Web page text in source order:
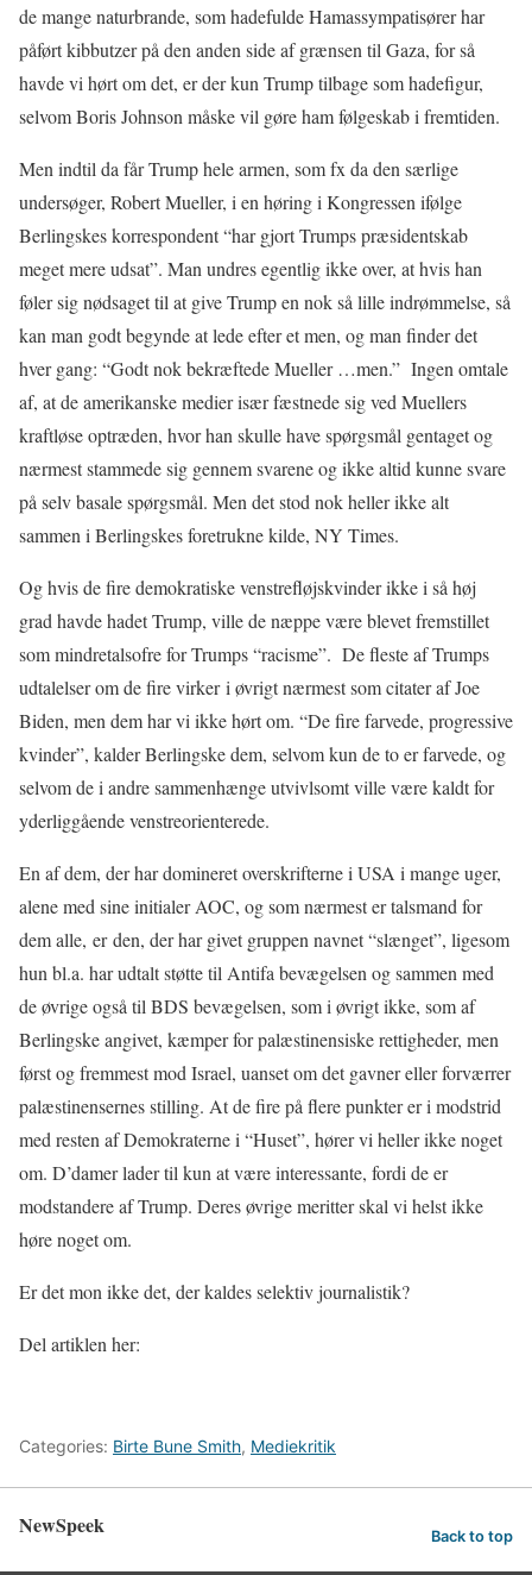
de mange naturbrande, som hadefulde Hamassympatisører har
påført kibbutzer på den anden side af grænsen til Gaza, for så
havde vi hørt om det, er der kun Trump tilbage som hadefigur,
selvom Boris Johnson måske vil gøre ham følgeskab i fremtiden.
Men indtil da får Trump hele armen, som fx da den særlige
undersøger, Robert Mueller, i en høring i Kongressen ifølge
Berlingskes korrespondent “har gjort Trumps præsidentskab
meget mere udsat”. Man undres egentlig ikke over, at hvis han
føler sig nødsaget til at give Trump en nok så lille indrømmelse, så
kan man godt begynde at lede efter et men, og man finder det
hver gang: “Godt nok bekræftede Mueller …men.” Ingen omtale
af, at de amerikanske medier især fæstnede sig ved Muellers
kraftløse optræden, hvor han skulle have spørgsmål gentaget og
nærmest stammede sig gennem svarene og ikke altid kunne svare
på selv basale spørgsmål. Men det stod nok heller ikke alt
sammen i Berlingskes foretrukne kilde, NY Times.
Og hvis de fire demokratiske venstrefløjskvinder ikke i så høj
grad havde hadet Trump, ville de næppe være blevet fremstillet
som mindretalsofre for Trumps “racisme”. De fleste af Trumps
udtalelser om de fire virker i øvrigt nærmest som citater af Joe
Biden, men dem har vi ikke hørt om. “De fire farvede, progressive
kvinder”, kalder Berlingske dem, selvom kun de to er farvede, og
selvom de i andre sammenhænge utvivlsomt ville være kaldt for
yderliggående venstreorienterede.
En af dem, der har domineret overskrifterne i USA i mange uger,
alene med sine initialer AOC, og som nærmest er talsmand for
dem alle, er den, der har givet gruppen navnet “slænget”, ligesom
hun bl.a. har udtalt støtte til Antifa bevægelsen og sammen med
de øvrige også til BDS bevægelsen, som i øvrigt ikke, som af
Berlingske angivet, kæmper for palæstinensiske rettigheder, men
først og fremmest mod Israel, uanset om det gavner eller forværrer
palæstinensernes stilling. At de fire på flere punkter er i modstrid
med resten af Demokraterne i “Huset”, hører vi heller ikke noget
om. D’damer lader til kun at være interessante, fordi de er
modstandere af Trump. Deres øvrige meritter skal vi helst ikke
høre noget om.
Er det mon ikke det, der kaldes selektiv journalistik?
Del artiklen her:
Categories: Birte Bune Smith, Mediekritik
NewSpeek Back to top